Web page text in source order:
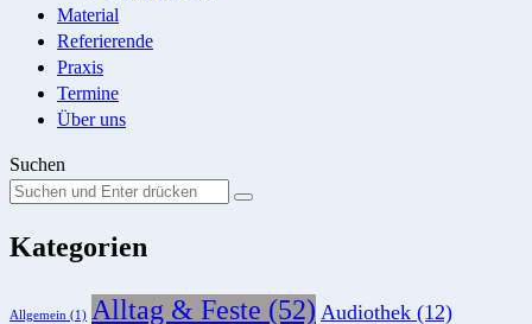
Material
Referierende
Praxis
Termine
Über uns
Suchen
Suchen
nach:
Suche
Kategorien
Allgemein (1) Alltag & Feste (52) Audiothek (12)